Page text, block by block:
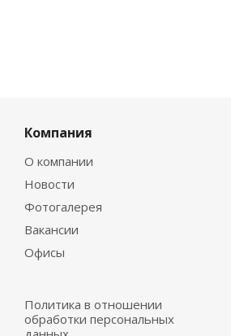
Компания
О компании
Новости
Фотогалерея
Вакансии
Офисы
Политика в отношении
обработки персональных